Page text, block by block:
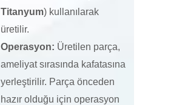
Titanyum) kullanılarak
üretilir.
Operasyon: Üretilen parça,
ameliyat sırasında kafatasına
yerleştirilir. Parça önceden
hazır olduğu için operasyon